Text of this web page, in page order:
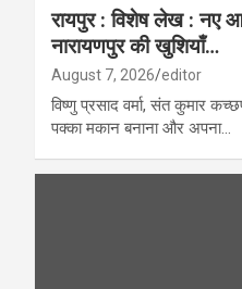
​रायपुर : विशेष लेख : नए
नारायणपुर की खुशियाँ…
August 7, 2026 editor
विष्णु प्रसाद वर्मा, संत कुमार
पक्का मकान बनाना और अपना…